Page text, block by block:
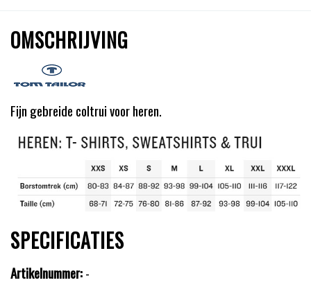
OMSCHRIJVING
Fijn gebreide coltrui voor heren.
SPECIFICATIES
Artikelnummer:-